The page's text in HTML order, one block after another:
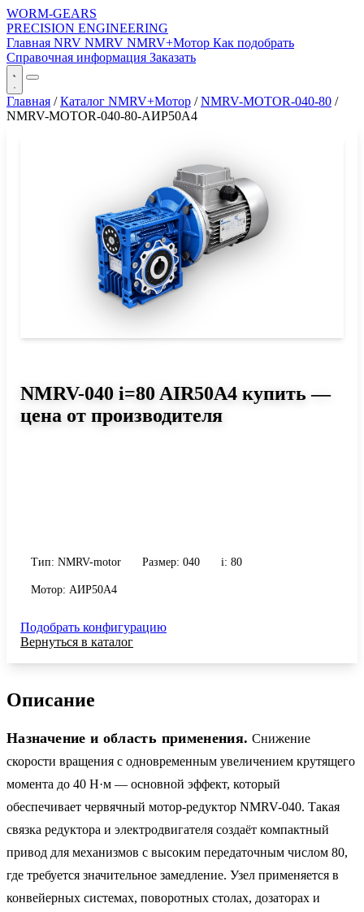
WORM-GEARS
PRECISION ENGINEERING
Главная NRV NMRV NMRV+Мотор Как подобрать
Справочная информация Заказать
Главная / Каталог NMRV+Мотор / NMRV-MOTOR-040-80 /
NMRV-MOTOR-040-80-АИР50A4
NMRV-040 i=80 AIR50A4 купить —
цена от производителя
Тип: NMRV-motor Размер: 040 i: 80
Мотор: АИР50A4
Подобрать конфигурацию
Вернуться в каталог
Описание
Назначение и область применения. Снижение
скорости вращения с одновременным увеличением крутящего
момента до 40 Н·м — основной эффект, который
обеспечивает червячный мотор-редуктор NMRV-040. Такая
связка редуктора и электродвигателя создаёт компактный
привод для механизмов с высоким передаточным числом 80,
где требуется значительное замедление. Узел применяется в
конвейерных системах, поворотных столах, дозаторах и